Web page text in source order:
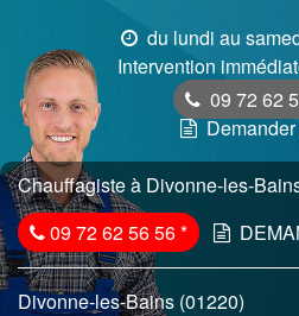
du lundi au
Intervention
09 72 62
Chauffagiste à Divonne-les-
09 72 62 56 56*
Divonne-les-Bains (01220)